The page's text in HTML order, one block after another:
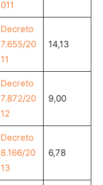
011
Decreto
7.655/20
11
14,13
Decreto
7.872/20
12
9,00
Decreto
8.166/20
13
6,78